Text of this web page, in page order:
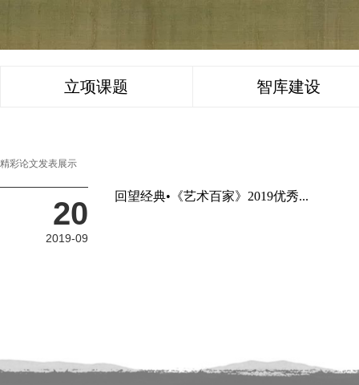
立项课题 智库建设
精彩论文发表展示
20
2019-09
回望经典•《艺术百家》2019优秀...